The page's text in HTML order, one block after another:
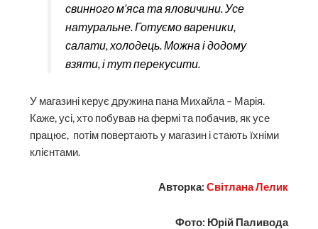
свинного м’яса та яловичини. Усе
натуральне. Готуємо вареники,
салати, холодець. Можна і додому
взяти, і тут перекусити.
У магазині керує дружина пана Михайла – Марія.
Каже, усі, хто побував на фермі та побачив, як усе
працює, потім повертають у магазин і стають їхніми
клієнтами.
Авторка: Світлана Лелик
Фото: Юрій Паливода